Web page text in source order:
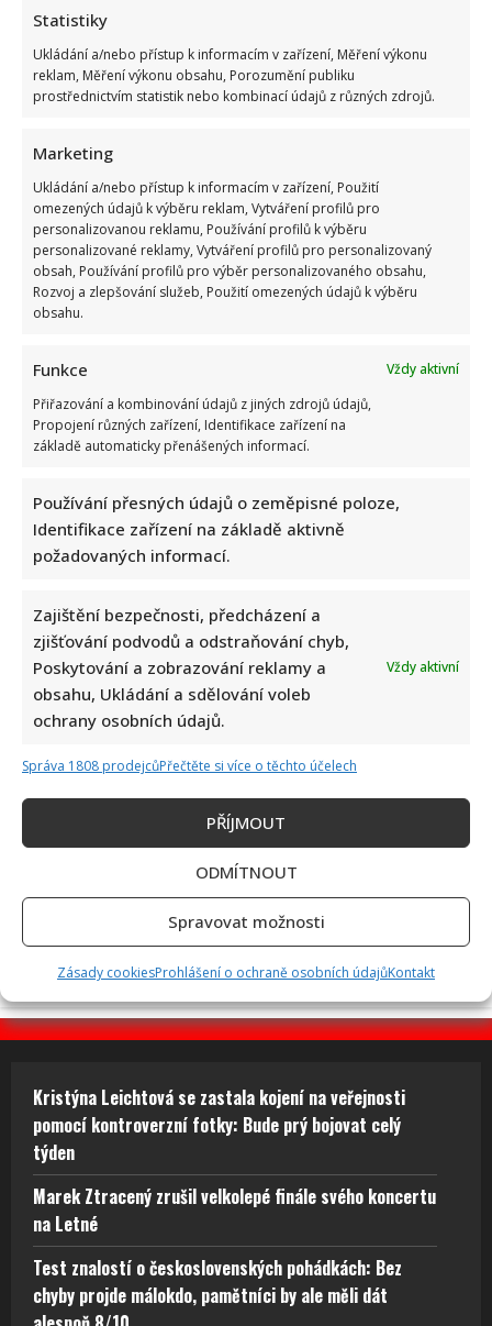
Statistiky
Ukládání a/nebo přístup k informacím v zařízení, Měření výkonu
reklam, Měření výkonu obsahu, Porozumění publiku
prostřednictvím statistik nebo kombinací údajů z různých zdrojů.
Marketing
Ukládání a/nebo přístup k informacím v zařízení, Použití
omezených údajů k výběru reklam, Vytváření profilů pro
personalizovanou reklamu, Používání profilů k výběru
personalizované reklamy, Vytváření profilů pro personalizovaný
obsah, Používání profilů pro výběr personalizovaného obsahu,
Rozvoj a zlepšování služeb, Použití omezených údajů k výběru
obsahu.
Funkce
Vždy aktivní
Přiřazování a kombinování údajů z jiných zdrojů údajů,
Propojení různých zařízení, Identifikace zařízení na
základě automaticky přenášených informací.
Používání přesných údajů o zeměpisné poloze,
Identifikace zařízení na základě aktivně
požadovaných informací.
Zajištění bezpečnosti, předcházení a
zjišťování podvodů a odstraňování chyb,
Poskytování a zobrazování reklamy a
obsahu, Ukládání a sdělování voleb
ochrany osobních údajů.
Vždy aktivní
Správa 1808 prodejcůPřečtěte si více o těchto účelech
PŘÍJMOUT
ODMÍTNOUT
Spravovat možnosti
Zásady cookiesProhlášení o ochraně osobních údajůKontakt
Marek Ztracený zrušil velkolepé finále svého koncertu na
Letné
Test znalostí o československých pohádkách: Bez chyby
projde málokdo, pamětníci by ale měli dát alespoň 8/10
Petr Macinka se pochlubil vzácnými fotkami své dcery z
oslavy narozenin: Fanoušci lichotí celé rodině
Leoš Mareš odhalil, kolik stojí synovo studium na Floridě:
Jde o více než milion ročně
Kristýna Leichtová se zastala kojení na veřejnosti
pomocí kontroverzní fotky: Bude prý bojovat celý
týden
Marek Ztracený zrušil velkolepé finále svého koncertu
na Letné
Test znalostí o československých pohádkách: Bez
chyby projde málokdo, pamětníci by ale měli dát